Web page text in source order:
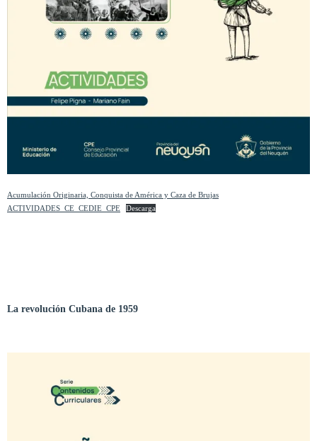
Acumulación Originaria, Conquista de América y Caza de Brujas
ACTIVIDADES_CE_CEDIE_CPE
Descarga
La revolución Cubana de 1959